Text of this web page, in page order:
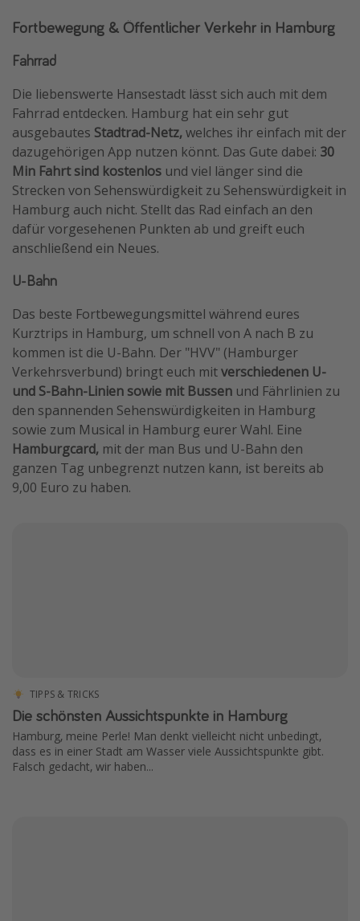
Fortbewegung & Öffentlicher Verkehr in Hamburg
Fahrrad
Die liebenswerte Hansestadt lässt sich auch mit dem
Fahrrad entdecken. Hamburg hat ein sehr gut
ausgebautes Stadtrad-Netz, welches ihr einfach mit der
dazugehörigen App nutzen könnt. Das Gute dabei: 30
Min Fahrt sind kostenlos und viel länger sind die
Strecken von Sehenswürdigkeit zu Sehenswürdigkeit in
Hamburg auch nicht. Stellt das Rad einfach an den
dafür vorgesehenen Punkten ab und greift euch
anschließend ein Neues.
U-Bahn
Das beste Fortbewegungsmittel während eures
Kurztrips in Hamburg, um schnell von A nach B zu
kommen ist die U-Bahn. Der "HVV" (Hamburger
Verkehrsverbund) bringt euch mitverschiedenen U-
und S-Bahn-Linien sowie mit Bussen und Fährlinien zu
den spannenden Sehenswürdigkeiten in Hamburg
sowie zum Musical in Hamburg eurer Wahl. Eine
Hamburgcard, mit der man Bus und U-Bahn den
ganzen Tag unbegrenzt nutzen kann, ist bereits ab
9,00 Euro zu haben.
TIPPS & TRICKS
Die schönsten Aussichtspunkte in Hamburg
Hamburg, meine Perle! Man denkt vielleicht nicht unbedingt,
dass es in einer Stadt am Wasser viele Aussichtspunkte gibt.
Falsch gedacht, wir haben...